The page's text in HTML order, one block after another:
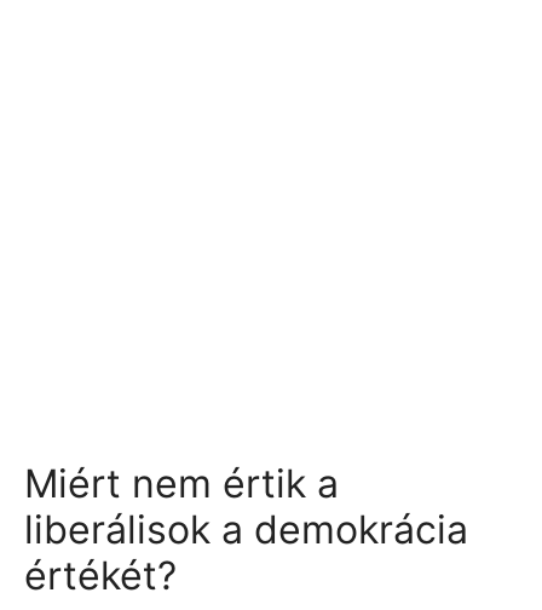
Miért nem értik a
liberálisok a demokrácia
értékét?